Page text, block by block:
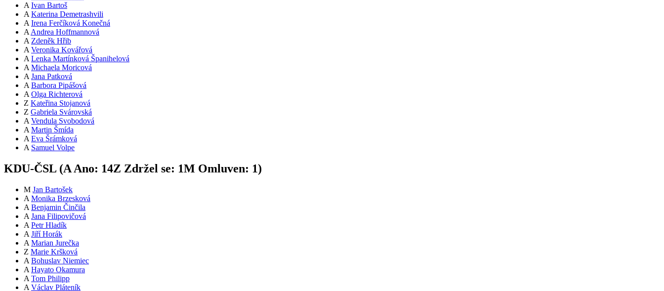
A Ivan Bartoš
A Katerina Demetrashvili
A Irena Ferčíková Konečná
A Andrea Hoffmannová
A Zdeněk Hřib
A Veronika Kovářová
A Lenka Martínková Španihelová
A Michaela Moricová
A Jana Patková
A Barbora Pipášová
A Olga Richterová
Z Kateřina Stojanová
Z Gabriela Svárovská
A Vendula Svobodová
A Martin Šmída
A Eva Šrámková
A Samuel Volpe
KDU-ČSL (A Ano: 14Z Zdržel se: 1M Omluven: 1)
M Jan Bartošek
A Monika Brzesková
A Benjamin Činčila
A Jana Filipovičová
A Petr Hladík
A Jiří Horák
A Marian Jurečka
Z Marie Kršková
A Bohuslav Niemiec
A Hayato Okamura
A Tom Philipp
A Václav Pláteník